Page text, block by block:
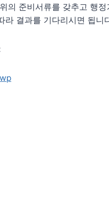
의 준비서류를 갖추고 행
라 결과를 기다리시면 됩니